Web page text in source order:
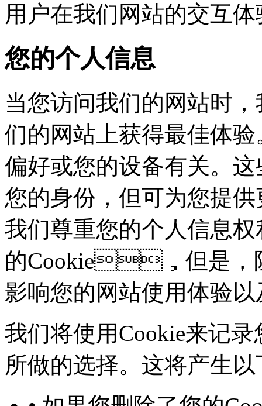
用户在我们网站的交互体
您的个人信息
当您访问我们的网站时
们的网站上获得最佳体验
偏好或您的设备有关。
您的身份，但可为您
我们尊重您的个人信息权
的Cookie，但是
影响您的网站使用体验
我们将使用Cookie来记
所做的选择。这将产生以